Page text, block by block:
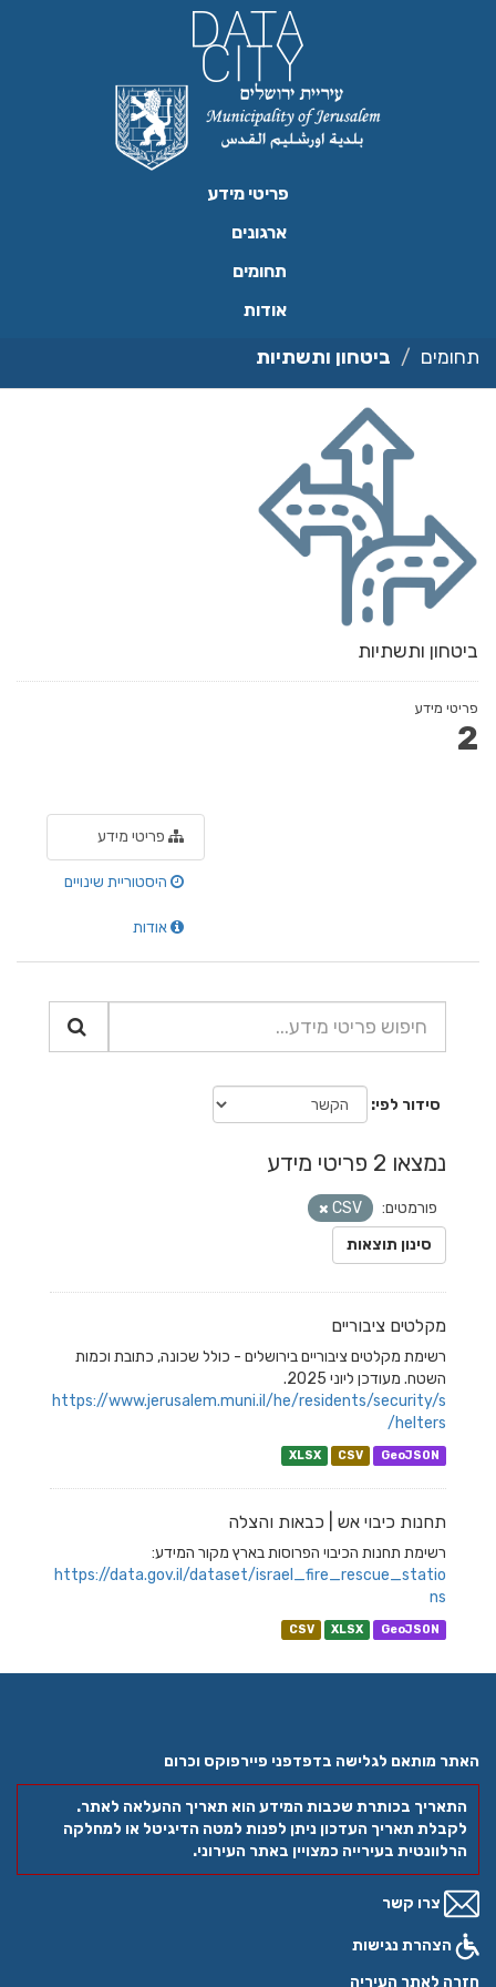
פריטי מידע
ארגונים
תחומים
אודות
תחומים ביטחון ותשתיות
ביטחון ותשתיות
פריטי מידע
2
פריטי מידע
היסטוריית שינויים
אודות
סידור לפי
נמצאו 2 פריטי מידע
פורמטים:
CSV
סינון תוצאות
מקלטים ציבוריים
רשימת מקלטים ציבוריים בירושלים - כולל שכונה, כתובת וכמות
השטח. מעודכן ליוני 2025.
https://www.jerusalem.muni.il/he/residents/security/s
helters/
XLSX CSV GeoJSON
תחנות כיבוי אש | כבאות והצלה
רשימת תחנות הכיבוי הפרוסות בארץ מקור המידע:
https://data.gov.il/dataset/israel_fire_rescue_statio
ns
CSV XLSX GeoJSON
האתר מותאם לגלישה בדפדפני פיירפוקס וכרום
התאריך בכותרת שכבות המידע הוא תאריך ההעלאה לאתר.
לקבלת תאריך העדכון ניתן לפנות למטה הדיגיטל או למחלקה
הרלוונטית בעירייה כמצויין באתר העירוני.
צרו קשר
הצהרת נגישות
חזרה לאתר העיריה